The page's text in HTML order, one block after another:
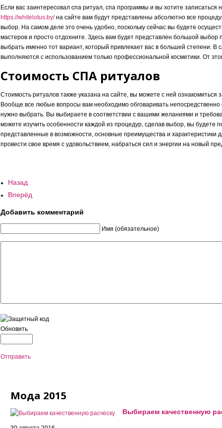
Если вас заинтересовал спа ритуал, спа программы и вы хотите
https://whitelotus.by/на сайте вам будут представлены абсолютно все
выбор. На самом деле это очень удобно, поскольку сейчас вы будете
мастеров и просто отдохните. Здесь вам будет представлен большой
выбрать именно тот вариант, который привлекает вас в большей степени.
выполняются с использованием только профессиональной косметики. От
Стоимость СПА ритуалов
Стоимость ритуалов также указана на сайте, вы можете с ней
Вообще все любые вопросы вам необходимо обговаривать
нужно выбрать. Вы выбираете в соответствии с вашими желаниями и
можете изучить особенности каждой из процедур, сделав выбор, вы будете
представленные в возможности, основные преимущества и
провести свое время с удовольствием, набраться сил и энергии на новый
Назад
Вперёд
Добавить комментарий
Имя (обязательное)
Обновить
Отправить
Мода 2015
Выбираем качественную